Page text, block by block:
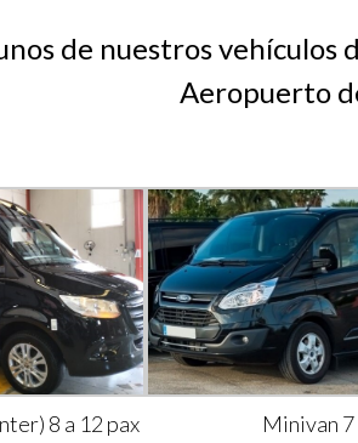
de nuestros vehículos
Aeropuerto
8 a 12 pax Minivan 7